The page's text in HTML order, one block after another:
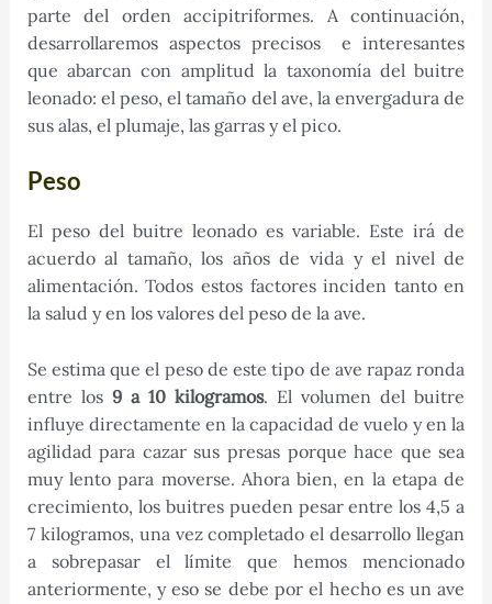
parte del orden accipitriformes. A continuación,
desarrollaremos aspectos precisos e interesantes
que abarcan con amplitud la taxonomía del buitre
leonado: el peso, el tamaño del ave, la envergadura de
sus alas, el plumaje, las garras y el pico.
Peso
El peso del buitre leonado es variable. Este irá de
acuerdo al tamaño, los años de vida y el nivel de
alimentación. Todos estos factores inciden tanto en
la salud y en los valores del peso de la ave.
Se estima que el peso de este tipo de ave rapaz ronda
entre los9 a 10 kilogramos. El volumen del buitre
influye directamente en la capacidad de vuelo y en la
agilidad para cazar sus presas porque hace que sea
muy lento para moverse. Ahora bien, en la etapa de
crecimiento, los buitres pueden pesar entre los 4,5 a
7 kilogramos, una vez completado el desarrollo llegan
a sobrepasar el límite que hemos mencionado
anteriormente, y eso se debe por el hecho es un ave